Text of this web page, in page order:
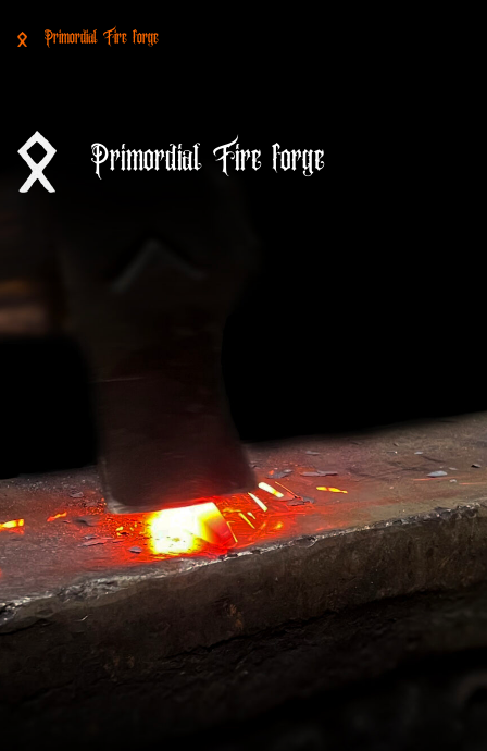
Primordial Fire forge
Primordial Fire forge